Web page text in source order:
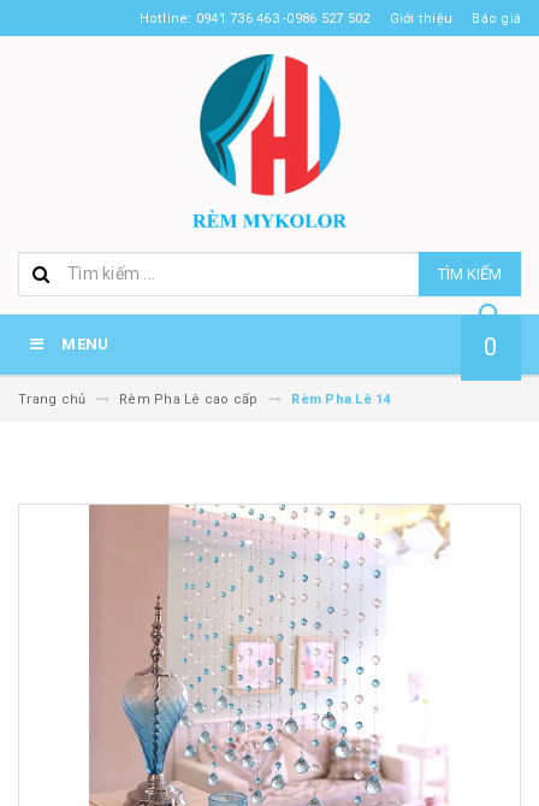
Hotline: 0941 736 463 -0986 527 502 Giới thiệu Báo giá
TÌM KIẾM
MENU 0
Trang chủ Rèm Pha Lê cao cấp Rèm Pha Lê 14